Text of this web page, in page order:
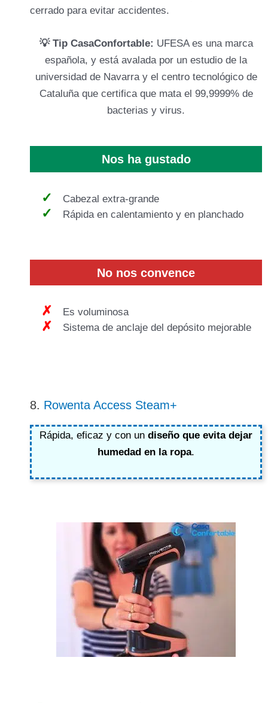
cerrado para evitar accidentes.
💡 Tip CasaConfortable: UFESA es una marca
española, y está avalada por un estudio de la
universidad de Navarra y el centro tecnológico de
Cataluña que certifica que mata el 99,9999% de
bacterias y virus.
Nos ha gustado
Cabezal extra-grande
Rápida en calentamiento y en planchado
No nos convence
Es voluminosa
Sistema de anclaje del depósito mejorable
8. Rowenta Access Steam+
Rápida, eficaz y con un diseño que evita dejar
humedad en la ropa.